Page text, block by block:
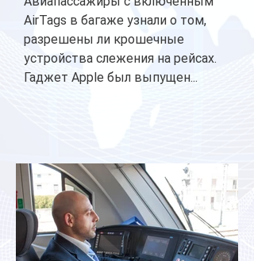
AirTags в багаже узнали о том,
разрешены ли крошечные
устройства слежения на рейсах.
Гаджет Apple был выпущен...